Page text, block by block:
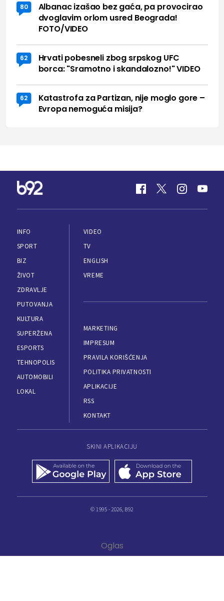
80
Albanac izašao bez gaća, pa provocirao
dvoglavim orlom usred Beograda!
FOTO/VIDEO
62
Hrvati pobesneli zbog srpskog UFC
borca: "Sramotno i skandalozno!" VIDEO
62
Katastrofa za Partizan, nije moglo gore –
Evropa nemoguća misija?
INFO
SPORT
BIZ
ŽIVOT
ZDRAVLJE
PUTOVANJA
KULTURA
SUPERŽENA
ESPORTS
TEHNOPOLIS
AUTOMOBILI
LOKAL
VIDEO
TV
ENGLISH
VREME
MARKETING
IMPRESUM
PRAVILA KORIŠĆENJA
POLITIKA PRIVATNOSTI
APLIKACIJE
RSS
KONTAKT
SKINI APLIKACIJU
© 1995 - 2026, B92